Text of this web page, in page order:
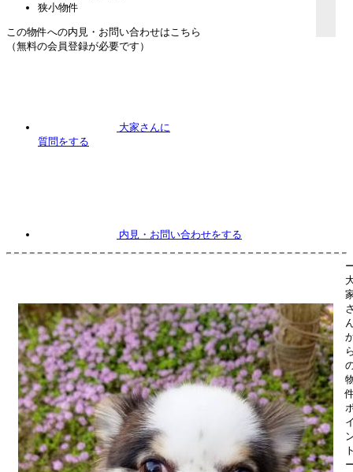
狭小物件
この物件への内見・お問い合わせはこちら
（無料の会員登録が必要です）
大家さんに
質問をする
内見 ・お問い合わせをする